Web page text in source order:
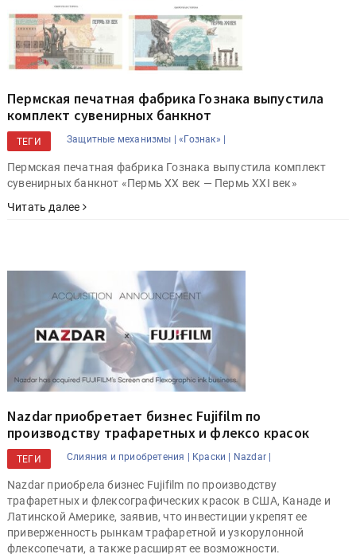
Пермская печатная фабрика Гознака выпустила
комплект сувенирных банкнот
ТЕГИ Защитные механизмы | «Гознак» |
Пермская печатная фабрика Гознака выпустила комплект
сувенирных банкнот «Пермь ХХ век — Пермь XXI век»
Читать далее
Nazdar приобретает бизнес Fujifilm по
производству трафаретных и флексо красок
ТЕГИ Слияния и приобретения | Краски | Nazdar |
Nazdar приобрела бизнес Fujifilm по производству
трафаретных и флексографических красок в США, Канаде и
Латинской Америке, заявив, что инвестиции укрепят ее
приверженность рынкам трафаретной и узкорулонной
флексопечати, а также расширят ее возможности.